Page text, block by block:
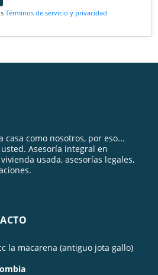
Términos de servicio y privacidad
como nosotros, por eso...
Asesoría integral en
usada, asesorías legales,
la macarena (antiguo jota gallo)